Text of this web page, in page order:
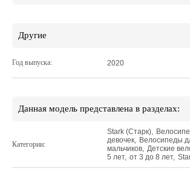
Другие
Год выпуска: 2020
Данная модель представлена в разделах:
Категории:
Stark (Старк),
девочек, Велосипеды
мальчиков, Детские
5 лет, от 3 до 8 лет,